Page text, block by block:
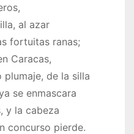
al azar
fortuitas ranas;
Caracas,
de la silla
se enmascara
y la cabeza
concurso pierde.